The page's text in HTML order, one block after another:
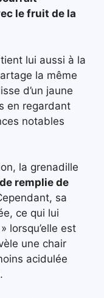
le fruit de la
lui aussi à la
la même
d’un jaune
en regardant
notables
la grenadille
remplie de
sa
ce qui lui
lorsqu’elle est
une chair
acidulée